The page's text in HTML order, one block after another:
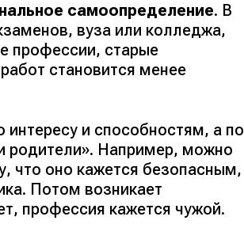
самоопределение. В
вуза или колледжа,
профессии, старые
становится менее
и способностям, а по
родители». Например, можно
что оно кажется безопасным,
Потом возникает
профессия кажется чужой.